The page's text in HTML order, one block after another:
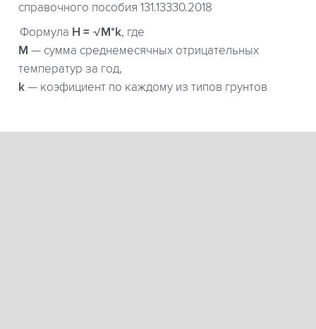
справочного пособия 131.13330.2018
Формула H = √M*k, где
М — сумма среднемесячных отрицательных
температур за год,
k — коэфициент по каждому из типов грунтов